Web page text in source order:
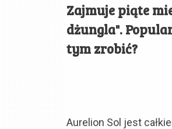
Zajmuje piąte
dżungla".
tym zrobić?
Aurelion Sol jest